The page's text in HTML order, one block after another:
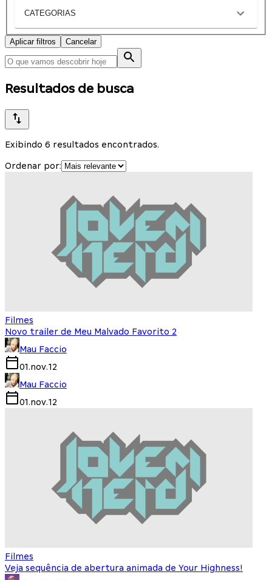
CATEGORIAS
Aplicar filtros Cancelar
Resultados de busca
Exibindo 6 resultados encontrados.
Ordenar por:
Filmes
Novo trailer de Meu Malvado Favorito 2
Mau Faccio
01.nov.12
Mau Faccio
01.nov.12
Filmes
Veja sequência de abertura animada de Your Highness!